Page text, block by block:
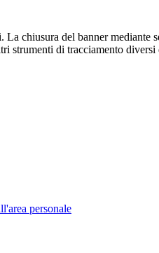
chiusura del banner
strumenti di tracciamento
personale